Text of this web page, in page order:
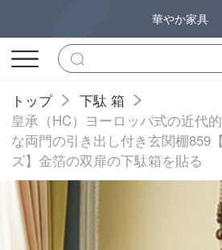
華やか家具
トップ
下駄 箱
皇承（HC）ヨーロッパ式の近代
な両門の引き出し付き玄関棚859
ズ】金箔の双扉の下駄箱を貼る